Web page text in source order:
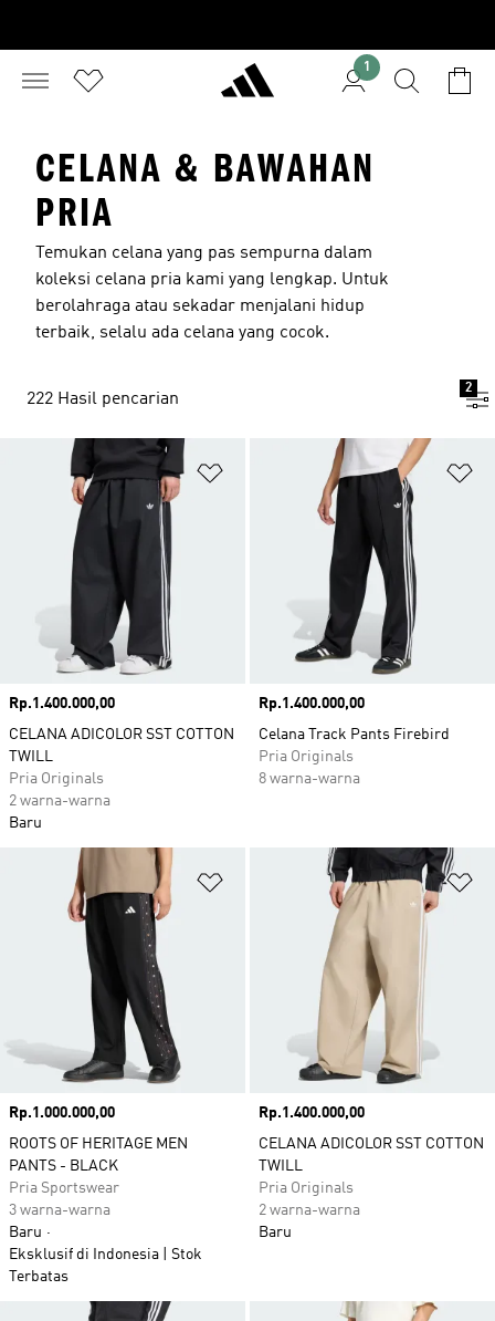
1
CELANA & BAWAHAN
PRIA
Temukan celana yang pas sempurna dalam
koleksi celana pria kami yang lengkap. Untuk
berolahraga atau sekadar menjalani hidup
terbaik, selalu ada celana yang cocok.
222 Hasil pencarian
2
Tambahkan ke Wishlist
Harga
Rp.1.400.000,00
CELANA ADICOLOR SST COTTON
TWILL
Pria Originals
2 warna-warna
Baru
Harga
Rp.1.400.000,00
Celana Track Pants Firebird
Pria Originals
8 warna-warna
Tambahkan ke Wishlist
Harga
Rp.1.000.000,00
ROOTS OF HERITAGE MEN
PANTS - BLACK
Pria Sportswear
3 warna-warna
Baru
Eksklusif di Indonesia | Stok
Terbatas
Harga
Rp.1.400.000,00
CELANA ADICOLOR SST COTTON
TWILL
Pria Originals
2 warna-warna
Baru